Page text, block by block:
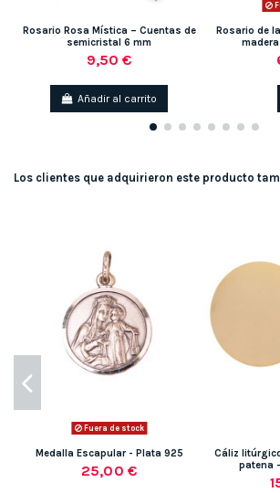
Rosario Rosa Mística – Cuentas de
semicristal 6 mm
9,50 €
Añadir al carrito
Rosario de
Los clientes que adquirieron este producto
Fuera de stock
Medalla Escapular - Plata 925
25,00 €
Cáliz
patena